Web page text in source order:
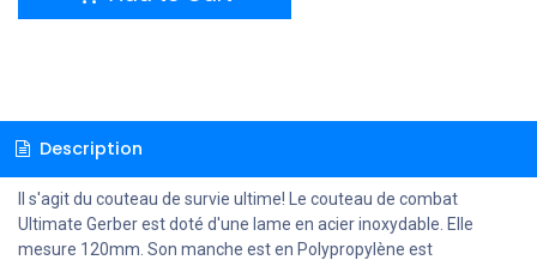
Description
Il s'agit du couteau de survie ultime! Le couteau de combat
Ultimate Gerber est doté d'une lame en acier inoxydable. Elle
mesure 120mm. Son manche est en Polypropylène est